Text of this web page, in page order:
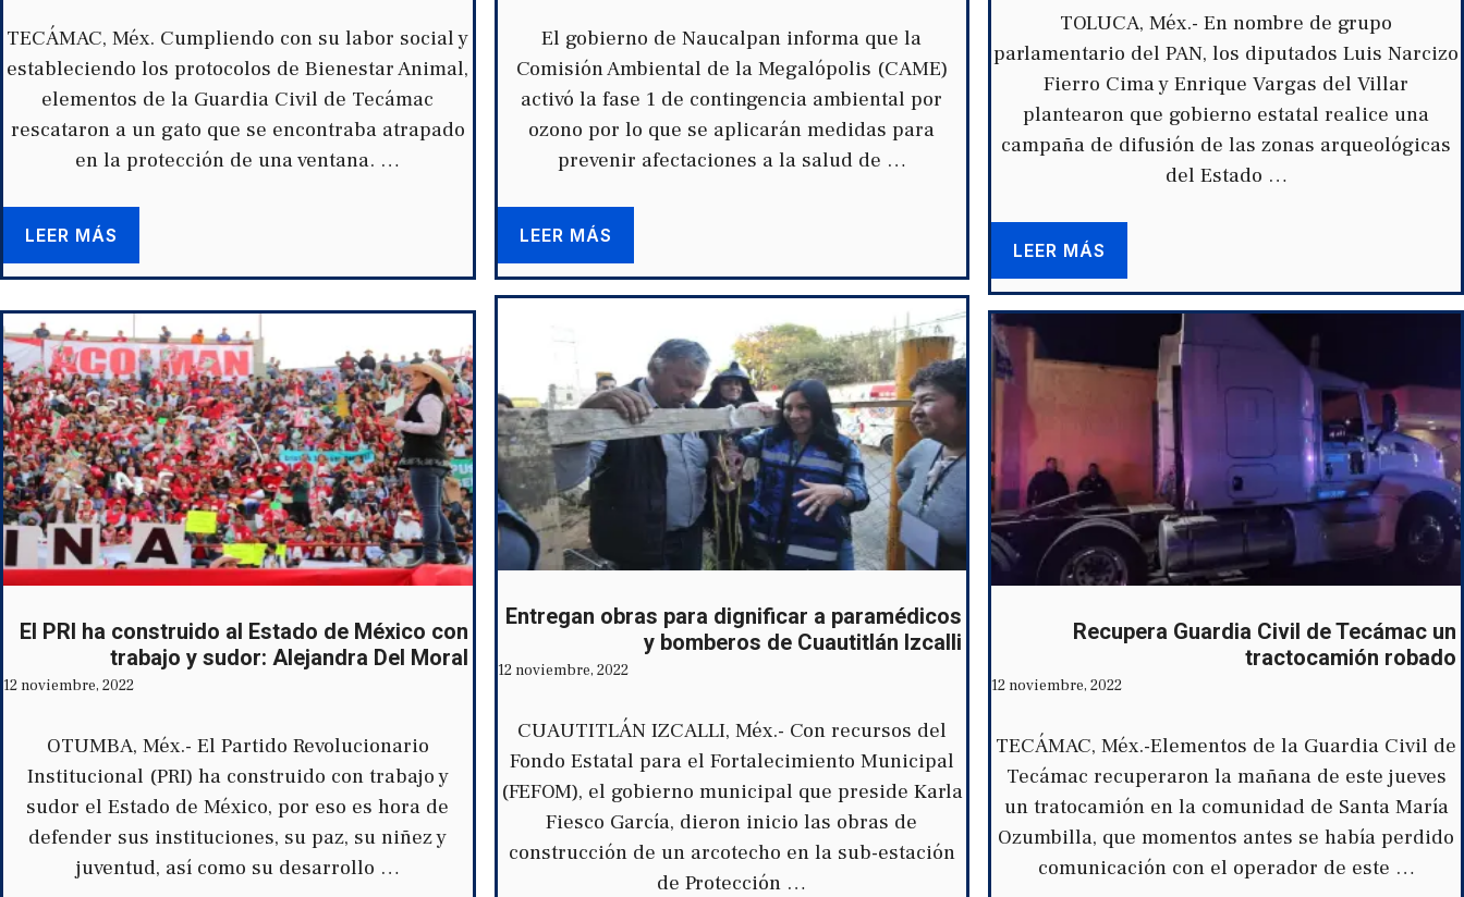
TECÁMAC, Méx. Cumpliendo con su labor social y
estableciendo los protocolos de Bienestar Animal,
elementos de la Guardia Civil de Tecámac
rescataron a un gato que se encontraba atrapado
en la protección de una ventana. …
LEER MÁS
El gobierno de Naucalpan informa que la
Comisión Ambiental de la Megalópolis (CAME)
activó la fase 1 de contingencia ambiental por
ozono por lo que se aplicarán medidas para
prevenir afectaciones a la salud de …
LEER MÁS
TOLUCA, Méx.- En nombre de grupo
parlamentario del PAN, los diputados Luis Narcizo
Fierro Cima y Enrique Vargas del Villar
plantearon que gobierno estatal realice una
campaña de difusión de las zonas arqueológicas
del Estado …
LEER MÁS
El PRI ha construido al Estado de México con
trabajo y sudor: Alejandra Del Moral
12 noviembre, 2022
OTUMBA, Méx.- El Partido Revolucionario
Institucional (PRI) ha construido con trabajo y
sudor el Estado de México, por eso es hora de
defender sus instituciones, su paz, su niñez y
juventud, así como su desarrollo …
Entregan obras para dignificar a paramédicos
y bomberos de Cuautitlán Izcalli
12 noviembre, 2022
CUAUTITLÁN IZCALLI, Méx.- Con recursos del
Fondo Estatal para el Fortalecimiento Municipal
(FEFOM), el gobierno municipal que preside Karla
Fiesco García, dieron inicio las obras de
construcción de un arcotecho en la sub-estación
de Protección …
Recupera Guardia Civil de Tecámac un
tractocamión robado
12 noviembre, 2022
TECÁMAC, Méx.-Elementos de la Guardia Civil de
Tecámac recuperaron la mañana de este jueves
un tratocamión en la comunidad de Santa María
Ozumbilla, que momentos antes se había perdido
comunicación con el operador de este …